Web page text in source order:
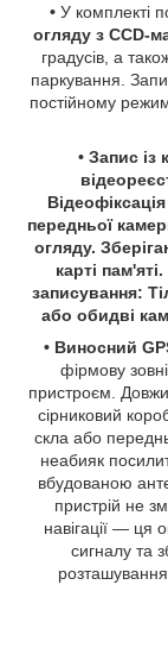
• У комплекті
огляду з CCD-
градусів, а
паркування.
постійному
• Запис із
передньої
огляду.
карті
записування:
або обидві
• Виносний
фірмову
пристроєм.
сірниковий
скла або
неабияк
вбудованою
пристрій не
навігації — ця
сигналу та